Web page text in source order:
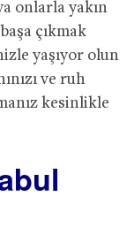
onlarla yakın
çıkmak
yaşıyor olun
ve ruh
kesinlikle